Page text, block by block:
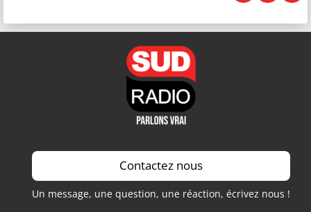
Contactez nous
Un message, une question, une réaction, écrivez nous !